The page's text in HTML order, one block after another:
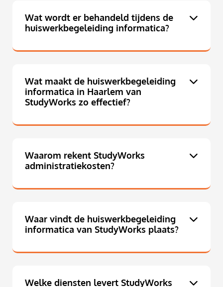
Wat wordt er behandeld tijdens de
huiswerkbegeleiding informatica?
Wat maakt de huiswerkbegeleiding
informatica in Haarlem van
StudyWorks zo effectief?
Waarom rekent StudyWorks
administratiekosten?
Waar vindt de huiswerkbegeleiding
informatica van StudyWorks plaats?
Welke diensten levert StudyWorks